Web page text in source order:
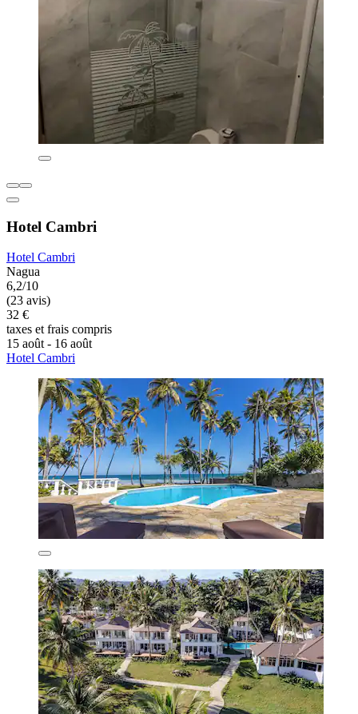
Hotel Cambri
Hotel Cambri
Nagua
6,2/10
(23 avis)
32 €
taxes et frais compris
15 août - 16 août
Hotel Cambri